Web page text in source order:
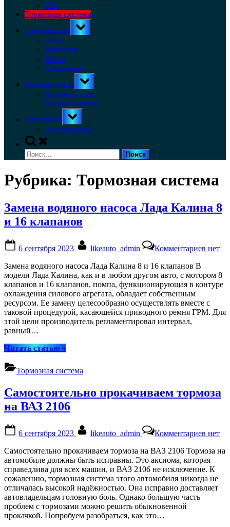
Гбо
Тормозная система
Трансмиссия
Toggle
sub-
Акпп
Вариатор
Мкпп
Сцепление
Ходовая часть
Toggle
sub-
menu
Подвеска авто
Шины и диски
Электрика
Toggle
sub-
menu
Электроника
Toggle
search
form
Найти:
Рубрика: Тормозная система
Замена водяного насоса Лада Калина 8
и 16 клапанов
on
6 сентября 2023 likeauto_admin Комментариевзаписи
насоса
Лада
8
и
нет
Замена водяного насоса Лада Калина 8 и 16 клапанов В
модели Лада Калина, как и в любом другом авто, с мотором 8
клапанов и 16 клапанов, помпа, функционирующая в контуре
охлаждения силового агрегата, обладает собственным
ресурсом. Ее замену целесообразно осуществлять вместе с
таковой процедурой, касающейся приводного ремня ГРМ. Для
этой цели производитель регламентировал интервал,
равный…
Читать статью“Замена
Лада
8
и
16
»
Тормозная система
Самостоятельно прокачиваем тормоза
на ВАЗ 2106
on
6 сентября 2023 likeauto_admin Комментариевзаписи
на
ВАЗ
2106
нет
Самостоятельно прокачиваем тормоза на ВАЗ 2106 Тормоза на
автомобиле должны быть исправны. Это аксиома, которая
справедлива для всех машин, и ВАЗ 2106 не исключение. К
сожалению, тормозная система этого автомобиля никогда не
отличалась высокой надёжностью. Она исправно доставляет
автовладельцам головную боль. Однако большую часть
проблем с тормозами можно решить обыкновенной
прокачкой. Попробуем разобраться, как это…